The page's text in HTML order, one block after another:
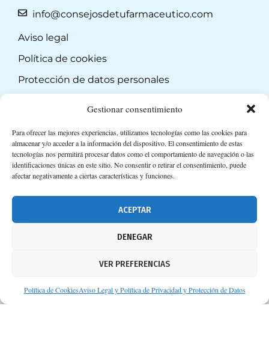
Gestionar consentimiento
Para ofrecer las mejores experiencias, utilizamos tecnologías como las cookies para
almacenar y/o acceder a la información del dispositivo. El consentimiento de estas
tecnologías nos permitirá procesar datos como el comportamiento de navegación o las
identificaciones únicas en este sitio. No consentir o retirar el consentimiento, puede
afectar negativamente a ciertas características y funciones.
ACEPTAR
DENEGAR
VER PREFERENCIAS
Política de CookiesAviso Legal y Política de Privacidad y Protección de Datos
info@consejosdetufarmaceutico.com
Aviso legal
Política de cookies
Protección de datos personales